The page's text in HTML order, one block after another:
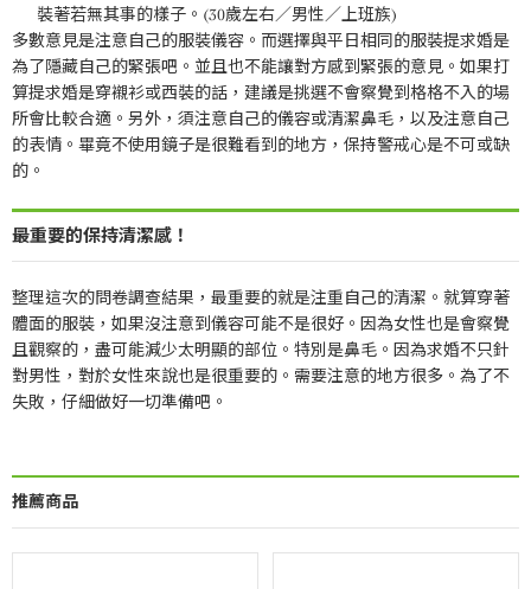
裝著若無其事的樣子。(30歲左右／男性／上班族)
多數意見是注意自己的服裝儀容。而選擇與平日相同的服裝提求婚是
為了隱藏自己的緊張吧。並且也不能讓對方感到緊張的意見。如果打
算提求婚是穿襯衫或西裝的話，建議是挑選不會察覺到格格不入的場
所會比較合適。另外，須注意自己的儀容或清潔鼻毛，以及注意自己
的表情。畢竟不使用鏡子是很難看到的地方，保持警戒心是不可或缺
的。
最重要的保持清潔感！
整理這次的問卷調查結果，最重要的就是注重自己的清潔。就算穿著
體面的服裝，如果沒注意到儀容可能不是很好。因為女性也是會察覺
且觀察的，盡可能減少太明顯的部位。特別是鼻毛。因為求婚不只針
對男性，對於女性來說也是很重要的。需要注意的地方很多。為了不
失敗，仔細做好一切準備吧。
推薦商品